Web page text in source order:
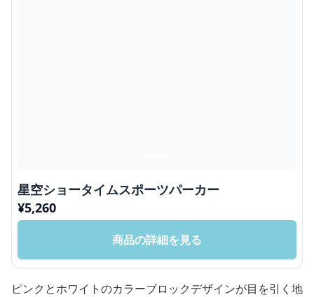
星空ショータイムスポーツパーカー
¥5,260
商品の詳細を見る
ピンクとホワイトのカラーブロックデザインが目を引く地